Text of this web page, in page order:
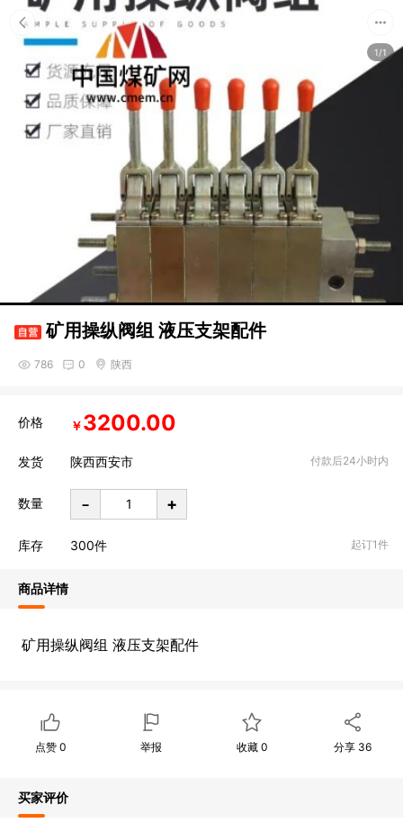
1/1
矿用操纵阀组 液压支架配件
786 0 陕西
价格 ￥3200.00
发货 陕西西安市 付款后24小时内
数量 - +
库存 300件 起订1件
商品详情
矿用操纵阀组 液压支架配件
点赞 0 举报 收藏 0 分享 36
买家评价